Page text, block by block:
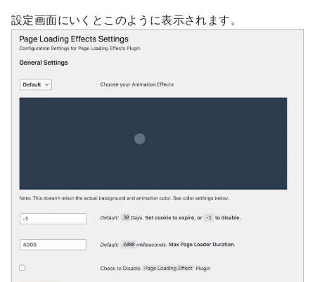
設定画面にいくとこのように表示されます。